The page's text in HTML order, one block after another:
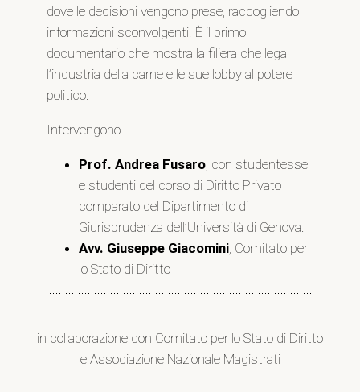
dove le decisioni vengono prese, raccogliendo
informazioni sconvolgenti. È il primo
documentario che mostra la filiera che lega
l’industria della carne e le sue lobby al potere
politico.
Intervengono
Prof. Andrea Fusaro, con studentesse
e studenti del corso di Diritto Privato
comparato del Dipartimento di
Giurisprudenza dell’Università di Genova.
Avv. Giuseppe Giacomini, Comitato per
lo Stato di Diritto
in collaborazione con Comitato per lo Stato di Diritto
e Associazione Nazionale Magistrati